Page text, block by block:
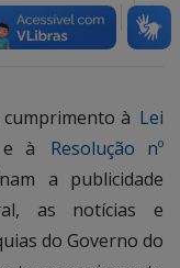
do Sul
à Lei
e à
Resolução nº
a publicidade
as notícias e
do Governo do